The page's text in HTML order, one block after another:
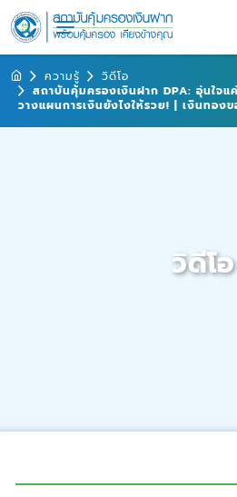
ความรู้
วิดีโอ
สถาบันคุ้มครองเงินฝาก DPA: อุ่นใจแ
วางแผนการเงินยังไงให้รวย! | เงินทอง
วิดีโอ